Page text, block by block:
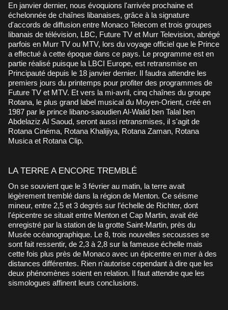
En janvier dernier, nous évoquions l'arrivée prochaine et
échelonnée de chaînes libanaises, grâce à la signature
d'accords de diffusion entre Monaco Telecom et trois groupes
libanais de télévision, LBC, Future TV et Murr Television, abrégé
parfois en Murr TV ou MTV, lors du voyage officiel que le Prince
a effectué à cette époque dans ce pays. Le programme est en
partie réalisé puisque la LBCI Europe, est retransmise en
Principauté depuis le 18 janvier dernier. Il faudra attendre les
premiers jours du printemps pour profiter des programmes de
Future TV et MTV. Et vers la mi-avril, cinq chaînes du groupe
Rotana, le plus grand label musical du Moyen-Orient, créé en
1987 par le prince libano-saoudien Al-Walid ben Talal ben
Abdelaziz Al Saoud, seront aussi retransmises, il s'agit de
Rotana Cinéma, Rotana Khalijiya, Rotana Zaman, Rotana
Musica et Rotana Clip.
LA TERRE A ENCORE TREMBLÉ
On se souvient que le 3 février au matin, la terre avait
légèrement tremblé dans la région de Menton. Ce séisme
mineur, entre 2,5 et 3 degrés sur l’échelle de Richter, dont
l'épicentre se situait entre Menton et Cap Martin, avait été
enregistré par la station de la grotte Saint-Martin, près du
Musée océanographique. Le 8, trois nouvelles secousses se
sont fait ressentir, de 2,3 à 2,8 sur la fameuse échelle mais
cette fois plus près de Monaco avec un épicentre en mer à des
distances différentes. Rien n'autorise cependant à dire que les
deux phénomènes soient en relation. Il faut attendre que les
sismologues affinent leurs conclusions.